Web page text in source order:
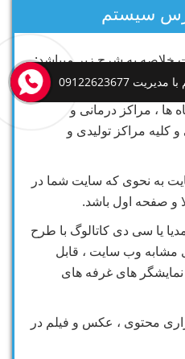
سیستم
به شرح زیر میباشد:
سایت جهت شرکت ها ،
ها ، مراکز درمانی و
کلیه مراکز تولیدی و
به نحوی که سایت شما در
و صفحه اول باشد.
یا سی دی کاتالوگ با طرح
مشابه وب سایت ، قابل
نمایشگر های غرفه های
محتوی ، عکس و فیلم در
09122623677